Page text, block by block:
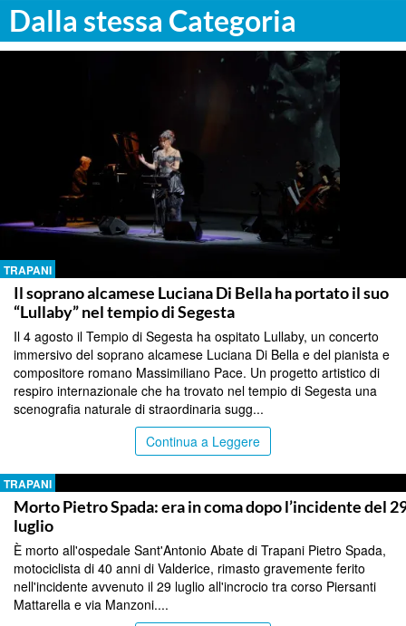
Dalla stessa Categoria
TRAPANI
Il soprano alcamese Luciana Di Bella ha portato il suo
“Lullaby” nel tempio di Segesta
Il 4 agosto il Tempio di Segesta ha ospitato Lullaby, un concerto
immersivo del soprano alcamese Luciana Di Bella e del pianista e
compositore romano Massimiliano Pace. Un progetto artistico di
respiro internazionale che ha trovato nel tempio di Segesta una
scenografia naturale di straordinaria sugg...
Continua a Leggere
TRAPANI
Morto Pietro Spada: era in coma dopo l’incidente del
luglio
È morto all'ospedale Sant'Antonio Abate di Trapani Pietro Spada,
motociclista di 40 anni di Valderice, rimasto gravemente ferito
nell'incidente avvenuto il 29 luglio all'incrocio tra corso Piersanti
Mattarella e via Manzoni....